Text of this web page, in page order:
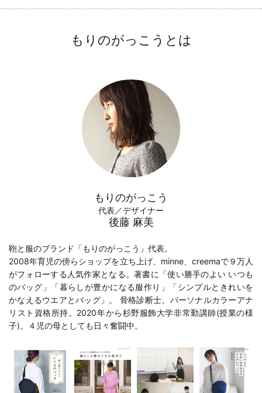
もりのがっこうとは
もりのがっこう
代表／デザイナー
後藤 麻美
鞄と服のブランド「もりのがっこう」代表。
2008年育児の傍らショップを立ち上げ、minne、creemaで９万人
がフォローする人気作家となる。著書に「使い勝手のよい いつも
のバッグ 」「暮らしが豊かになる服作り 」「シンプルときれいを
かなえるウエアとバッグ 」。 骨格診断士、パーソナルカラーアナ
リスト資格所持。2020年から杉野服飾大学非常勤講師(授業の様
子)。４児の母としても日々奮闘中。